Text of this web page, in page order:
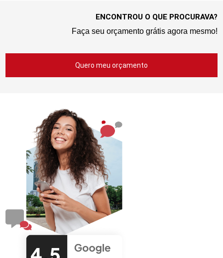
ENCONTROU O QUE PROCURAVA?
Faça seu orçamento grátis agora mesmo!
Quero meu orçamento